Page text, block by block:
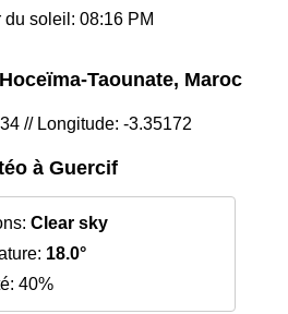
du soleil: 08:16 PM
Taounate, Maroc
// Longitude: -3.35172
à Guercif
Clear sky
18.0°
40%